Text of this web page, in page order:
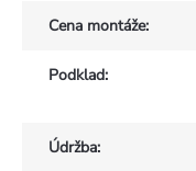
Cena montáže:
Podklad:
Údržba: